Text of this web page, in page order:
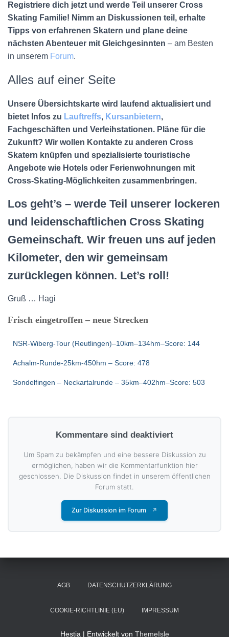
Registriere dich jetzt und werde Teil unserer Cross
Skating Familie! Nimm an Diskussionen teil, erhalte
Tipps von erfahrenen Skatern und plane deine
nächsten Abenteuer mit Gleichgesinnten – am Besten
in unserem Forum.
Alles auf einer Seite
Unsere Übersichtskarte wird laufend aktualisiert und
bietet Infos zu Lauftreffs, Kursanbietern,
Fachgeschäften und Verleihstationen. Pläne für die
Zukunft? Wir wollen Kontakte zu anderen Cross
Skatern knüpfen und spezialisierte touristische
Angebote wie Hotels oder Ferienwohnungen mit
Cross-Skating-Möglichkeiten zusammenbringen.
Los geht’s – werde Teil unserer lockeren
und leidenschaftlichen Cross Skating
Gemeinschaft. Wir freuen uns auf jeden
Kilometer, den wir gemeinsam
zurücklegen können. Let’s roll!
Gruß … Hagi
Frisch eingetroffen – neue Strecken
NSR-Wiberg-Tour (Reutlingen)–10km–134hm–Score: 144
Achalm-Runde-25km-450hm – Score: 478
Sondelfingen – Neckartalrunde – 35km–402hm–Score: 503
Kommentare sind deaktiviert
Um Spam zu bekämpfen und eine bessere Diskussion zu
ermöglichen, haben wir die Kommentarfunktion hier
geschlossen. Die Diskussion findet in unserem öffentlichen
Forum statt.
Zur Diskussion im Forum ↗
AGB DATENSCHUTZERKLÄRUNG
COOKIE-RICHTLINIE (EU) IMPRESSUM
Hestia | Entwickelt von ThemeIsle